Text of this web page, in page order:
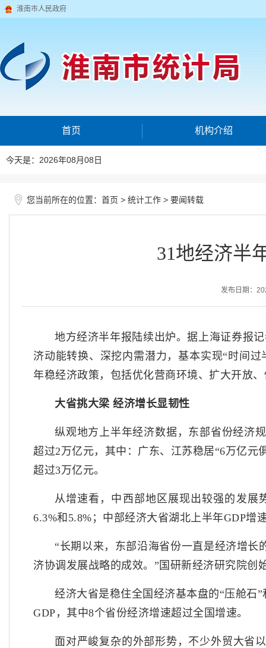
淮南市人民政府
首页 机构介绍
今天是：2026年08月08日
您当前所在的位置： 首页 > 统计工作 > 要闻转载
31地经济半
发布日期：
地方经济半年报陆续出炉。据上海证券报
济动能转换、深挖内需潜力，基本实现“时间
年稳经济政策，包括优化营商环境、扩大开放
大省挑大梁 经济增长显韧性
纵观地方上半年经济数据，东部省份经济
超过2万亿元，其中：广东、江苏稳居“6万亿
超过3万亿元。
从增速看，中西部地区展现出较强的发展
6.3%和5.8%；中部经济大省湖北上半年GDP增
“长期以来，东部沿海省份一直是经济增
济协调发展战略的成效。”国研新经济研究院创
经济大省是稳住全国经济基本盘的“压舱石
GDP，其中8个省份经济增速超过全国增速。
面对严峻复杂的外部形势，不少外贸大省